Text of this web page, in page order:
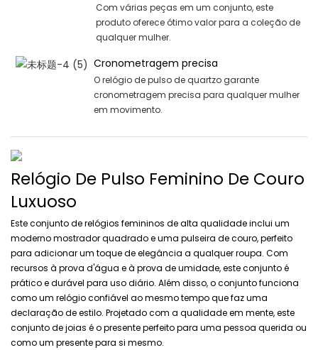
Com várias peças em um conjunto, este
produto oferece ótimo valor para a coleção de
qualquer mulher.
Cronometragem precisa
O relógio de pulso de quartzo garante
cronometragem precisa para qualquer mulher
em movimento.
Relógio De Pulso Feminino De Couro
Luxuoso
Este conjunto de relógios femininos de alta qualidade inclui um
moderno mostrador quadrado e uma pulseira de couro, perfeito
para adicionar um toque de elegância a qualquer roupa. Com
recursos à prova d'água e à prova de umidade, este conjunto é
prático e durável para uso diário. Além disso, o conjunto funciona
como um relógio confiável ao mesmo tempo que faz uma
declaração de estilo. Projetado com a qualidade em mente, este
conjunto de joias é o presente perfeito para uma pessoa querida ou
como um presente para si mesmo.